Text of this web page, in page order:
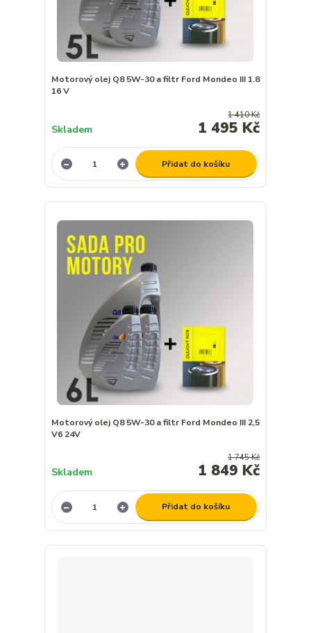
Motorový olej Q8 5W-30 a filtr Ford Mondeo III 1.8
16 V
1 410 Kč
1 495 Kč
Skladem
Přidat do košíku
Motorový olej Q8 5W-30 a filtr Ford Mondeo III 2,5
V6 24V
1 745 Kč
1 849 Kč
Skladem
Přidat do košíku